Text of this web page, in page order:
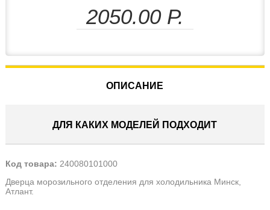
2050.00Р.
ОПИСАНИЕ
ДЛЯ КАКИХ МОДЕЛЕЙ ПОДХОДИТ
Код товара: 240080101000
Дверца морозильного отделения для холодильника Минск,
Атлант.